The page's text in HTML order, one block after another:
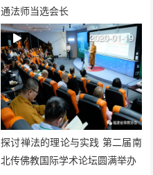
通法师当选会长
探讨禅法的理论与实践 第二届南
北传佛教国际学术论坛圆满举办
2020-01-19